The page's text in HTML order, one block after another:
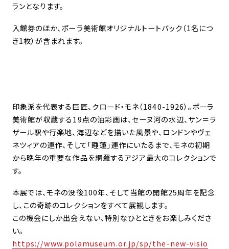
ランとなります。
入館券のほか、ポーラ美術館オリジナルトートバック（1名につ
き1枚）が含まれます。
印象派を代表する巨匠、クロード・モネ（1840-1926）。ポーラ
美術館が収蔵する19点の油彩画は、セーヌ河の水辺、サン＝ラ
ザール駅や行楽地、海辺などを描いた風景や、ロンドンやヴェ
ネツィアの連作、そして「睡蓮」連作にいたるまで、モネの初期
から晩年の重要な作品を網羅するアジア最大のコレクションで
す。
本展では、モネの没後100年、そして当館の開館25周年を記念
し、この奇跡のコレクションをすべて展観します。
この機会にしか出会えない、特別なひとときをお楽しみくださ
い。
https://www.polamuseum.or.jp/sp/the-new-visio